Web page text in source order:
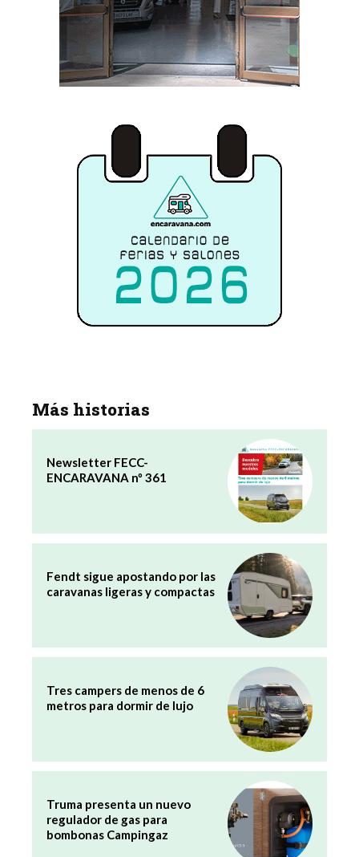
Más historias
Newsletter FECC-
ENCARAVANA nº 361
Fendt sigue apostando por las
caravanas ligeras y compactas
Tres campers de menos de 6
metros para dormir de lujo
Truma presenta un nuevo
regulador de gas para
bombonas Campingaz